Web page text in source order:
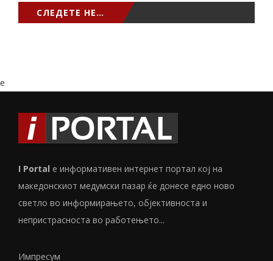
СЛЕДЕТЕ НЕ…
e
I Portal е информативен интернет портал кој на
македонскиот медумски пазар ќе донесе едно ново
светло во информирањето, објективноста и
непристрасноста во работењето...
Импресум